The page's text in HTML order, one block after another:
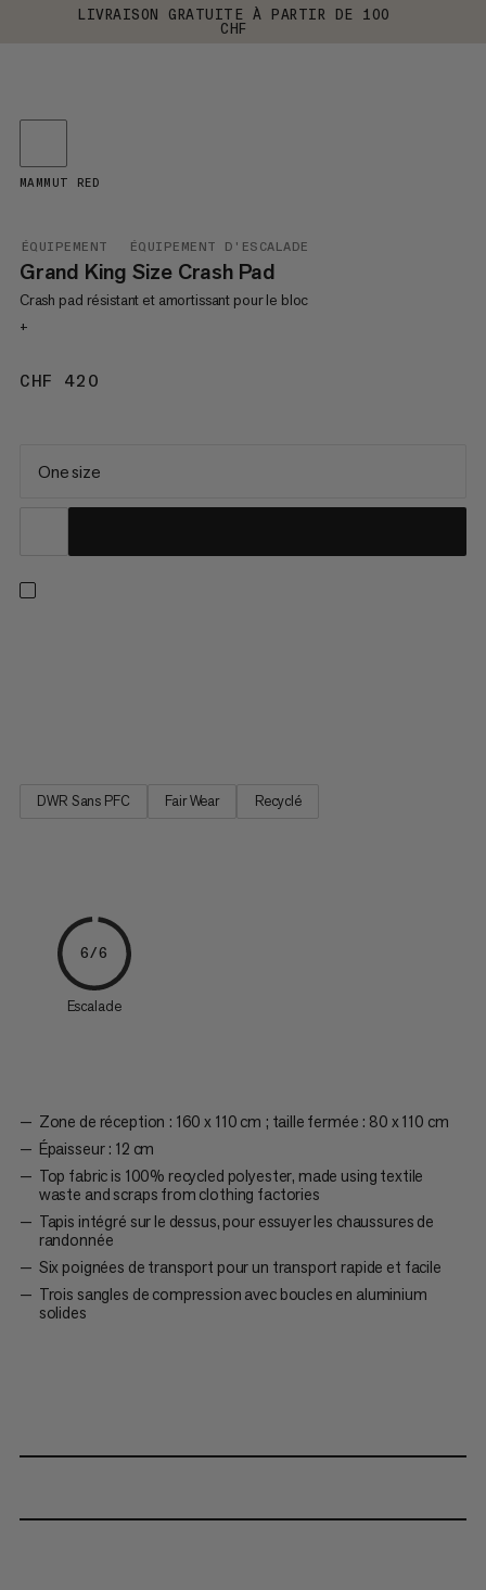
LIVRAISON GRATUITE À PARTIR DE 100
CHF
ÉQUIPEMENT ÉQUIPEMENT D'ESCALADE
Grand King Size Crash Pad
Crash pad résistant et amortissant pour le bloc
+
CHF 420
MAMMUT RED
One size
DWR Sans PFC Fair Wear Recyclé
6/6
Escalade
Zone de réception : 160 x 110 cm ; taille fermée : 80 x 110 cm
Épaisseur : 12 cm
Top fabric is 100% recycled polyester, made using textile
waste and scraps from clothing factories
Tapis intégré sur le dessus, pour essuyer les chaussures de
randonnée
Six poignées de transport pour un transport rapide et facile
Trois sangles de compression avec boucles en aluminium
solides